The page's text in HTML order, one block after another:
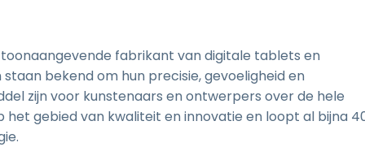
toonaangevende fabrikant van digitale tablets en
bekend om hun precisie, gevoeligheid en
zijn voor kunstenaars en ontwerpers over de hele
gebied van kwaliteit en innovatie en loopt al bijna